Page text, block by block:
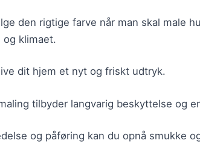
den rigtige farve når man skal male
klimaet.
dit hjem et nyt og friskt udtryk.
tilbyder langvarig beskyttelse og
og påføring kan du opnå smukke